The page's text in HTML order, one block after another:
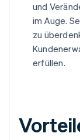
und
im Auge.
zu
erfüllen.